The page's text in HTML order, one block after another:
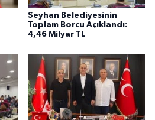
Seyhan Belediyesinin
Toplam Borcu Açıklandı:
4,46 Milyar TL